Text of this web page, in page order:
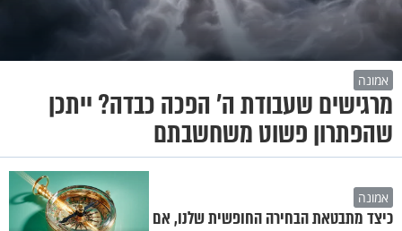
אמונה
מרגישים שעבודת ה' הפכה כבדה? ייתכן
שהפתרון פשוט משחשבתם
אמונה
כיצד מתבטאת הבחירה החופשית שלנו, אם